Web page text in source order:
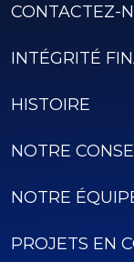
CONTACTEZ-
INTÉGRITÉ
HISTOIRE
NOTRE
NOTRE
PROJETS EN